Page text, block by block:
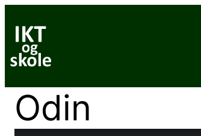
innhold
Odin